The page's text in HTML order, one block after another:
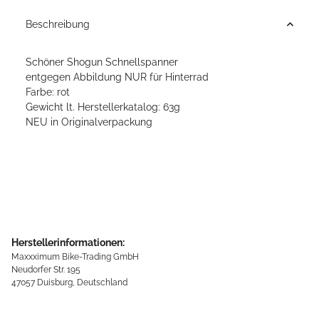
Beschreibung
Schöner Shogun Schnellspanner
entgegen Abbildung NUR für Hinterrad
Farbe: rot
Gewicht lt. Herstellerkatalog: 63g
NEU in Originalverpackung
Herstellerinformationen:
Maxxximum Bike-Trading GmbH
Neudorfer Str. 195
47057 Duisburg, Deutschland